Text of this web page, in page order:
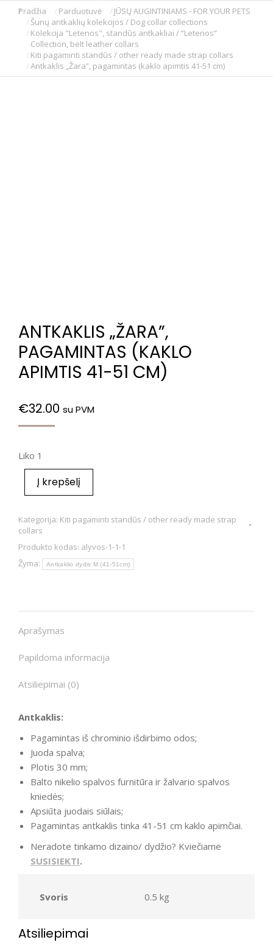
You are here:
Pradžia Parduotuvė
JŪSŲ AUGINTINIAMS - FOR YOUR PETS
Šunų antkaklių kolekcijos / Dog collar collections
Kolekcija "Letenos", standūs antkakliai / “Letenos”
Collection, belt leather collars
Kiti pagaminti standūs / other ready made strap collars
Antkaklis „Žara”, pagamintas (kaklo apimtis 41-51 cm)
ANTKAKLIS „ŽARA”,
PAGAMINTAS (KAKLO
APIMTIS 41-51 CM)
€32.00 su PVM
Liko 1
Į krepšelį
Kategorija: Kiti pagaminti standūs / other ready made strap
collars
Produkto kodas: alyvos-1-1-1
Žyma:
Antkaklio dydis M (41-51cm)
Aprašymas
Papildoma informacija
Atsiliepimai (0)
Antkaklis:
Pagamintas iš chrominio išdirbimo odos;
Juoda spalva;
Plotis 30 mm;
Balto nikelio spalvos furnitūra ir žalvario spalvos
kniedės;
Apsiūta juodais siūlais;
Pagamintas antkaklis tinka 41-51 cm kaklo apimčiai.
Neradote tinkamo dizaino/ dydžio? Kviečiame
SUSISIEKTI.
Svoris 0.5 kg
Atsiliepimai